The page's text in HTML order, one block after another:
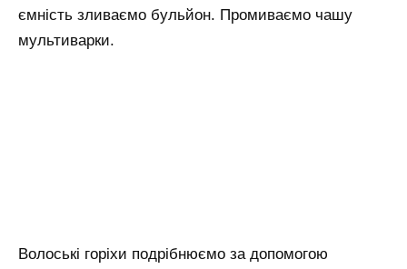
ємність зливаємо бульйон. Промиваємо чашу
мультиварки.
Волоські горіхи подрібнюємо за допомогою